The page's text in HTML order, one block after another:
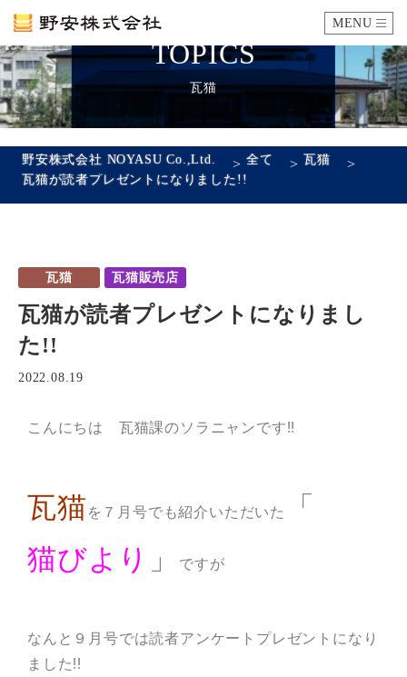
MENU
カタログ
瓦ができるまで
会社概要 沿革 代表あいさつ アクセス
採用情報
TOPICS
瓦猫
野安株式会社 NOYASU Co.,Ltd. >全て > 瓦猫 >
瓦猫が読者プレゼントになりました!!
瓦猫 瓦猫販売店
瓦猫が読者プレゼントになりまし
た!!
2022.08.19
こんにちは 瓦猫課のソラニャンです!!
瓦猫 を７月号でも紹介いただいた
「
猫びより 」 ですが
なんと９月号では読者アンケートプレゼントになり
ました!!